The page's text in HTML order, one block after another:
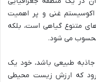
غنی و پر اهمیت
متنوع گیاهی است، بلکه
محسوب می شود.
طبیعی باشد، خود یک
که ارزش زیست محیطی